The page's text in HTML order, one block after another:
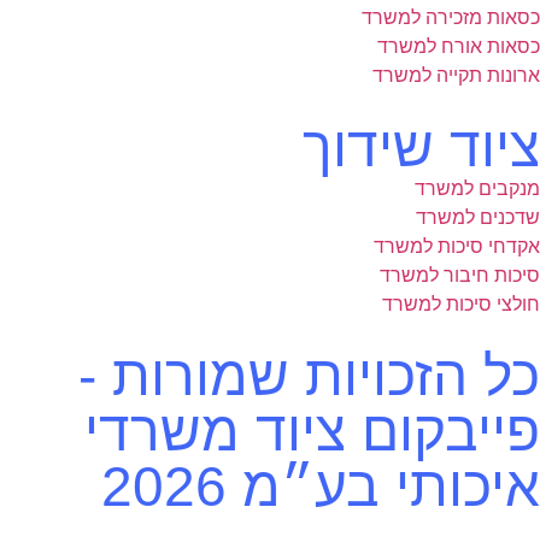
כסאות מזכירה למשרד
כסאות אורח למשרד
ארונות תקייה למשרד
ציוד שידוך
מנקבים למשרד
שדכנים למשרד
אקדחי סיכות למשרד
סיכות חיבור למשרד
חולצי סיכות למשרד
כל הזכויות שמורות -
פייבקום ציוד משרדי
איכותי בע״מ 2026